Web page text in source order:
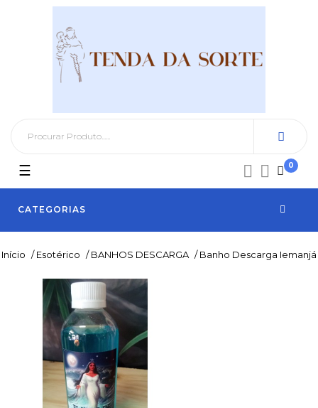
0
 
CATEGORIAS
Toggle
navigation
☰
Início / Esotérico / BANHOS DESCARGA / Banho Descarga Iemanjá